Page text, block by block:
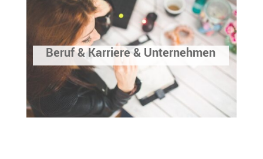
Beruf & Karriere & Unternehmen